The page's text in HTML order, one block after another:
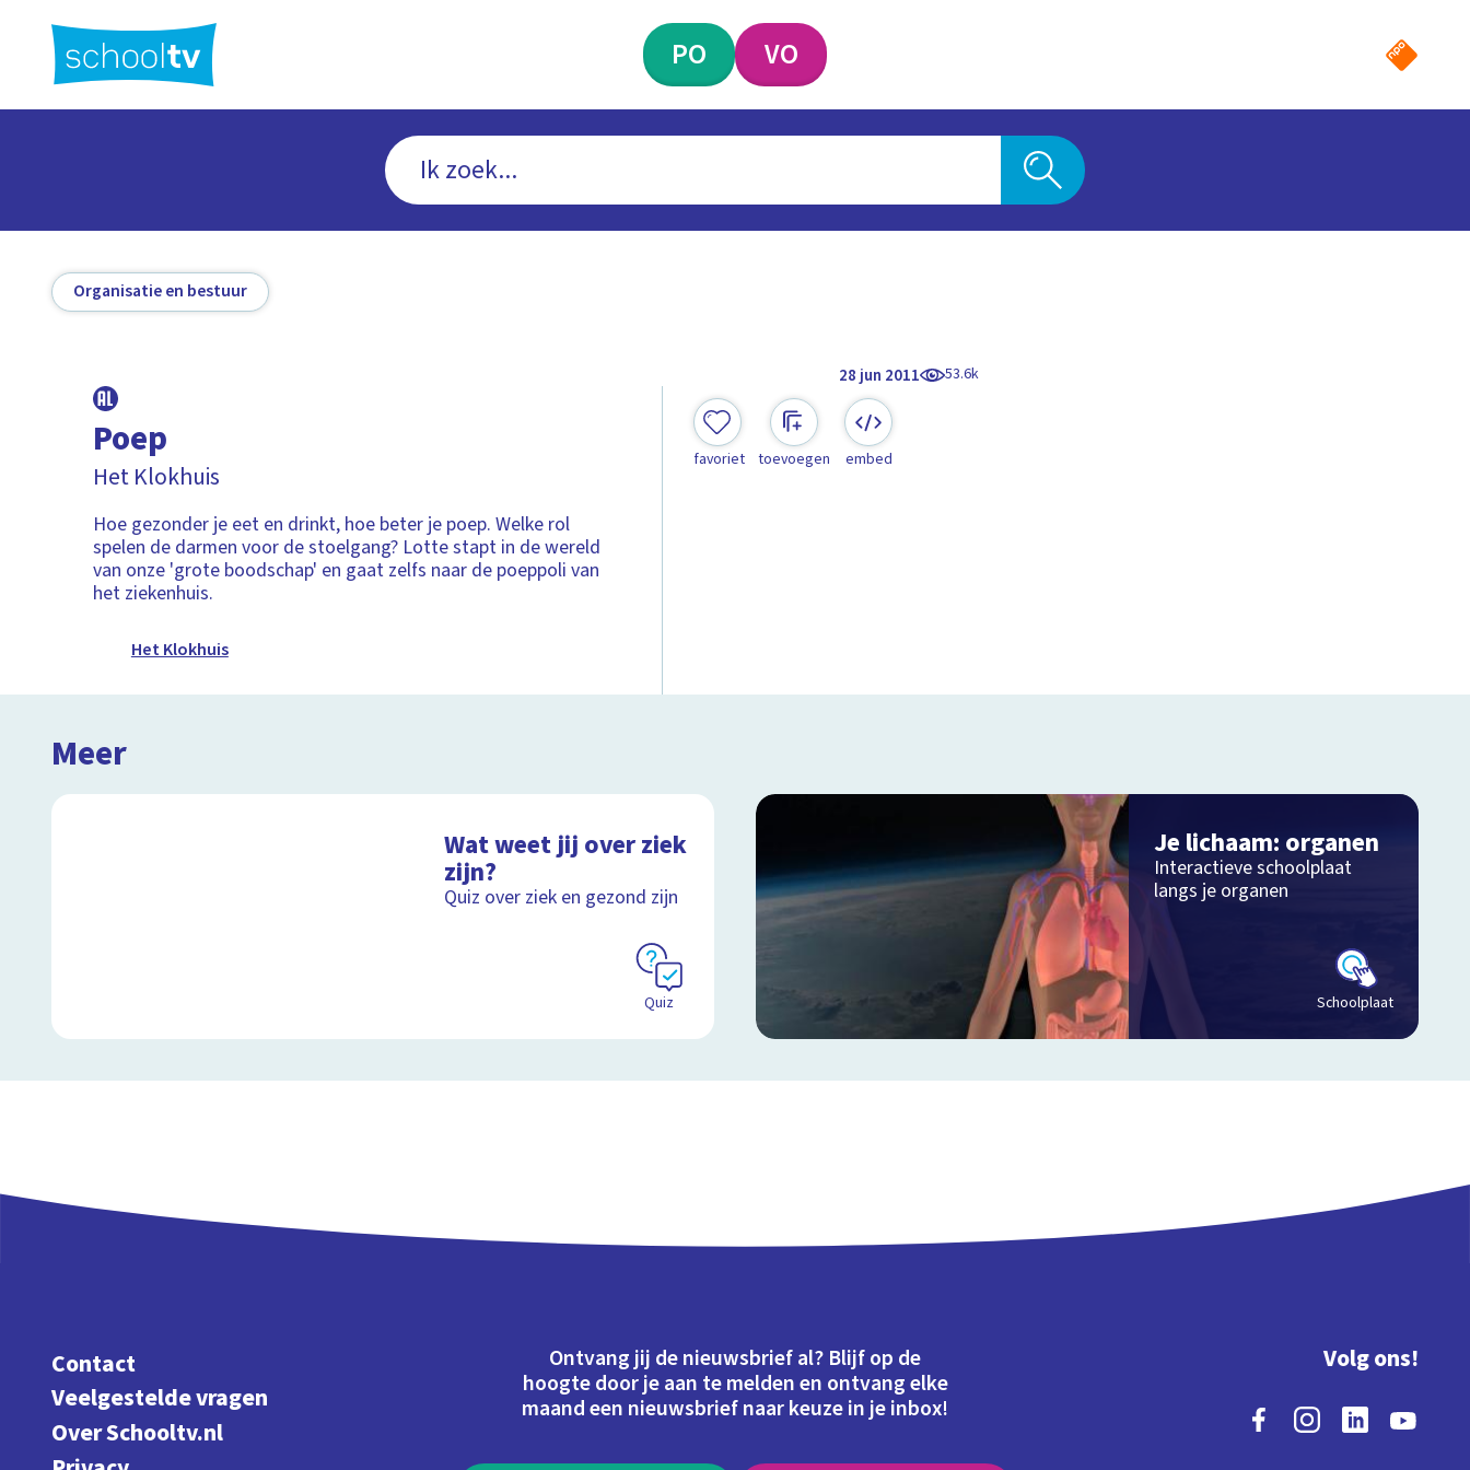
hoofdinhoud
PO VO
Organisatie en bestuur
28 jun 2011 53.6k
Poep
Het Klokhuis
Hoe gezonder je eet en drinkt, hoe beter je poep. Welke rol
spelen de darmen voor de stoelgang? Lotte stapt in de wereld
van onze 'grote boodschap' en gaat zelfs naar de poeppoli van
het ziekenhuis.
Het Klokhuis
favoriet toevoegen embed
Meer
Wat weet jij over ziek
zijn?
Quiz over ziek en gezond zijn
Quiz
Je lichaam: organen
Interactieve schoolplaat
langs je organen
Schoolplaat
Contact
Veelgestelde vragen
Over Schooltv.nl
Ontvang jij de nieuwsbrief al? Blijf op de
hoogte door je aan te melden en ontvang elke
maand een nieuwsbrief naar keuze in je inbox!
Volg ons!